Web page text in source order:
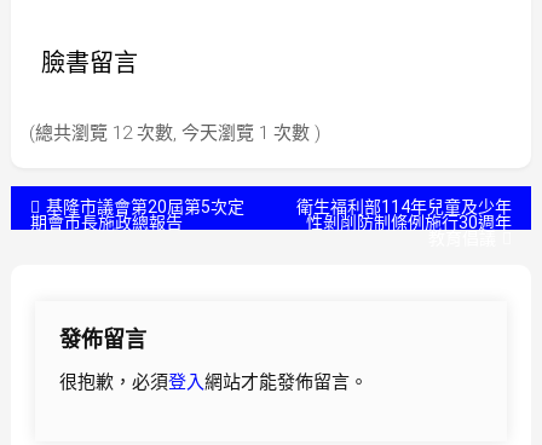
臉書留言
(總共瀏覽 12 次數, 今天瀏覽 1 次數 )
文基隆市議會第20屆第5次定
期會市長施政總報告
衛生福利部114年兒童及少年
性剝削防制條例施行30週年
發佈留言
很抱歉，必須登入網站才能發佈留言。